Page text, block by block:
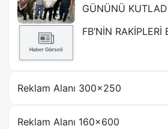
GÜNÜNÜ
FB’NİN RAKİPLERİ
Reklam Alanı 300×250
Reklam Alanı 160×600